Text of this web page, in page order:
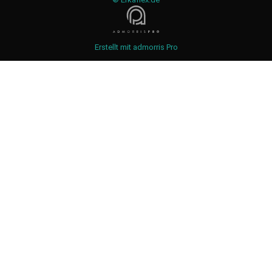
Erstellt mit admorris Pro